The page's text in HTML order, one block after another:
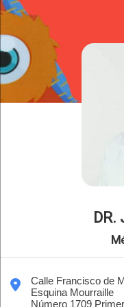
DR.
Calle Francisco de
Esquina Mourraille
Número 1709